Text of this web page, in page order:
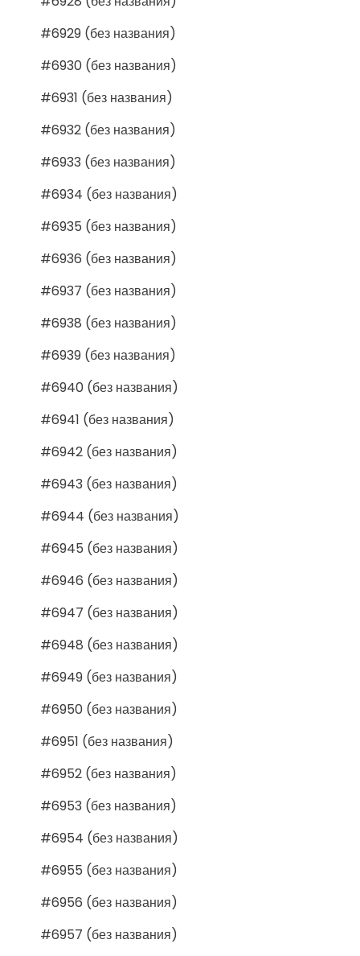
#6929 (без названия)
#6930 (без названия)
#6931 (без названия)
#6932 (без названия)
#6933 (без названия)
#6934 (без названия)
#6935 (без названия)
#6936 (без названия)
#6937 (без названия)
#6938 (без названия)
#6939 (без названия)
#6940 (без названия)
#6941 (без названия)
#6942 (без названия)
#6943 (без названия)
#6944 (без названия)
#6945 (без названия)
#6946 (без названия)
#6947 (без названия)
#6948 (без названия)
#6949 (без названия)
#6950 (без названия)
#6951 (без названия)
#6952 (без названия)
#6953 (без названия)
#6954 (без названия)
#6955 (без названия)
#6956 (без названия)
#6957 (без названия)